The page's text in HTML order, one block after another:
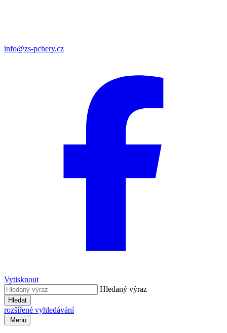
info@zs-pchery.cz
Vytisknout
Hledaný výraz
Hledat
rozšířené vyhledávání
Menu